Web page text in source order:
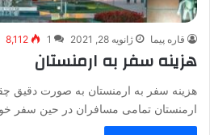
قاره پیما ژانویه 28, 2021 1
8,112
هزینه سفر به ارمنستان
هزینه سفر به ارمنستان به صورت دقیق
ارمنستان تمامی مسافران در حین سفر